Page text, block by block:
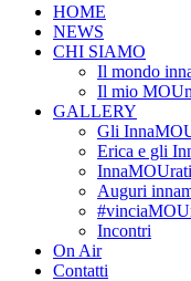
HOME
NEWS
CHI SIAMO
Il mondo
Il mio
GALLERY
Gli
Erica e gli
Auguri
Incontri
On Air
Contatti